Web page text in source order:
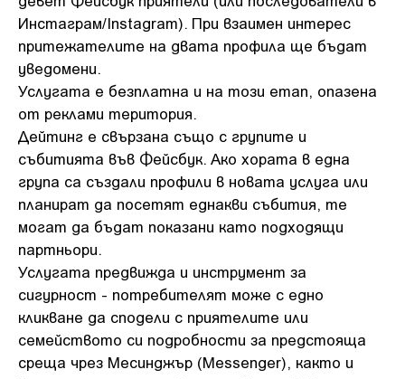
Инстаграм/Instagram). При взаимен интерес
притежателите на двата профила ще бъдат
уведомени.
Услугата е безплатна и на този етап, опазена
от реклами територия.
Дейтинг е свързана също с групите и
събитията във Фейсбук. Ако хората в една
група са създали профили в новата услуга или
планират да посетят еднакви събития, те
могат да бъдат показани като подходящи
партньори.
Услугата предвижда и инструмент за
сигурност - потребителят може с едно
кликване да сподели с приятелите или
семейството си подробности за предстояща
среща чрез Месинджър (Messenger), както и